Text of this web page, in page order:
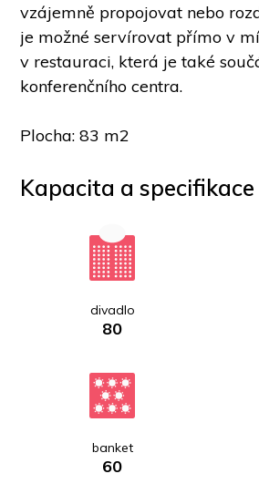
vzájemně propojovat nebo
je možné servírovat přímo v
v restauraci, která je také
konferenčního centra.
Plocha: 83 m2
Kapacita a specifikace
divadlo
80
banket
60